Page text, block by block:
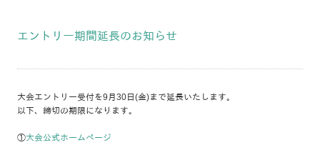
エントリー期間延長のお知らせ
大会エントリー受付を9月30日(金)まで延長いたします。
以下、締切の期限になります。
①大会公式ホームページ